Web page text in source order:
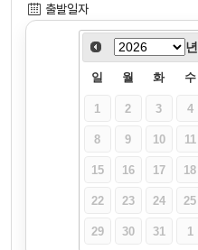
출발일자
년
일 월 화 수
1 2 3 4
8 9 10 11
15 16 17 18
22 23 24 25
29 30 31 1